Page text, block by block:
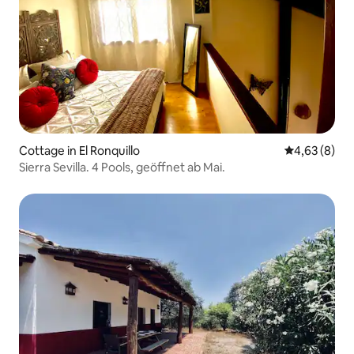
Cottage in El Ronquillo
4,63 (8)
Sierra Sevilla. 4 Pools, geöffnet ab Mai.